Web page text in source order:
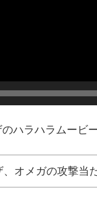
ハラハラムービ
、オメガの攻撃当